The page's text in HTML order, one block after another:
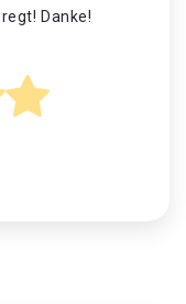
Danke!